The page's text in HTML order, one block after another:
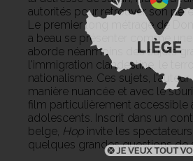
autorités pour retrouver son
Le premier long métrage de
a beau se présenter comme
aborde néanmoins des sujets
l'immigration clandestine, le
nationalisme. Ces sujets,
manière nuancée et avec le
film particulièrement accessible
adolescents. Inscrit dans un
belge, Hop invite les
quelques grandes questions de